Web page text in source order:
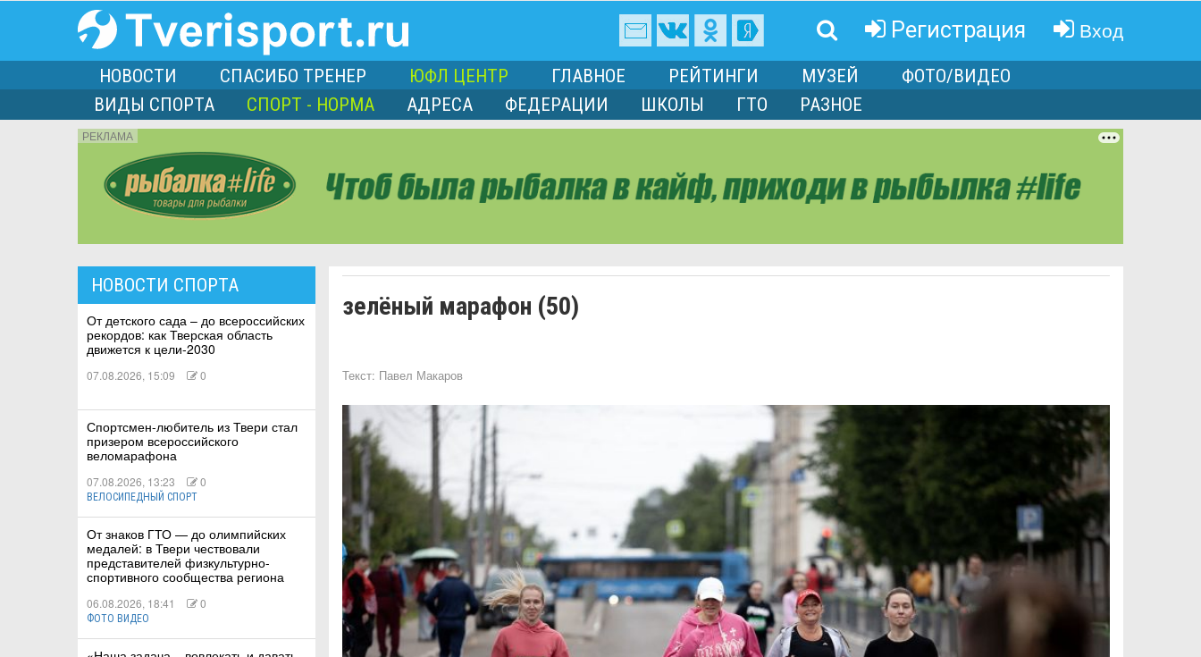
Регистрация Вход
НОВОСТИ СПАСИБО ТРЕНЕР ЮФЛ ЦЕНТР ГЛАВНОЕ РЕЙТИНГИ МУЗЕЙ
ФОТО/ВИДЕО
ВИДЫ СПОРТА
СПОРТ - НОРМА АДРЕСА ФЕДЕРАЦИИ ШКОЛЫ ГТО РАЗНОЕ
РЕКЛАМА
НОВОСТИ СПОРТА
От детского сада – до всероссийских
рекордов: как Тверская область
движется к цели-2030
07.08.2026, 15:09 0
Спортсмен-любитель из Твери стал
призером всероссийского
веломарафона
07.08.2026, 13:23 0
ВЕЛОСИПЕДНЫЙ СПОРТ
От знаков ГТО — до олимпийских
медалей: в Твери чествовали
представителей физкультурно-
спортивного сообщества региона
06.08.2026, 18:41 0
ФОТО ВИДЕО
зелёный марафон (50)
Текст: Павел Макаров